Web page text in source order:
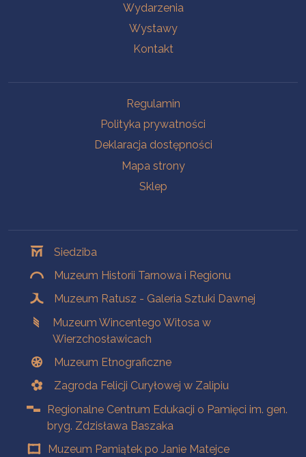
Wydarzenia
Wystawy
Kontakt
Regulamin
Polityka prywatności
Deklaracja dostępności
Mapa strony
Sklep
Siedziba
Muzeum Historii Tarnowa i Regionu
Muzeum Ratusz - Galeria Sztuki Dawnej
Muzeum Wincentego Witosa w
Wierzchosławicach
Muzeum Etnograficzne
Zagroda Felicji Curyłowej w Zalipiu
Regionalne Centrum Edukacji o Pamięci im. gen.
bryg. Zdzisława Baszaka
Muzeum Pamiątek po Janie Matejce